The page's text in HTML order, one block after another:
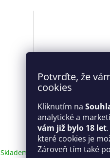
Potvrďte, že
cookies
Kliknutím na
analytické a
vám již bylo 18 let
které cookies je
Zároveň tím také
Skladem
Dámský kouzelný
pcs Set béžový -